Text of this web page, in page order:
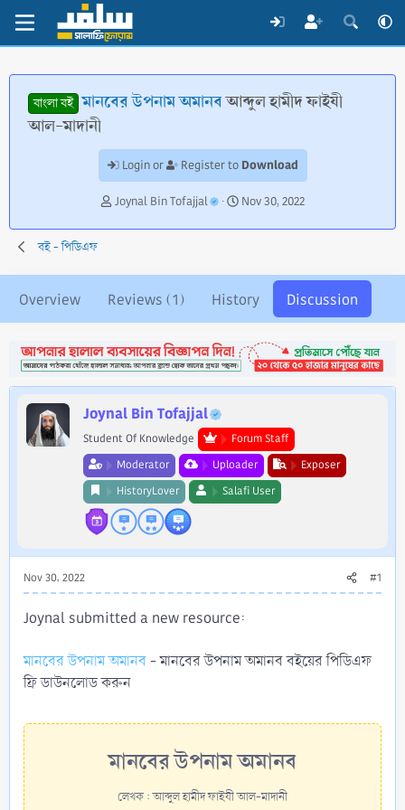
বাংলা বই মানবের উপনাম অমানবআব্দুল হামীদ ফাইযী
আল-মাদানী
Login or Register to Download
T
r
s
t
r
t
e
r
Joynal Bin Tofajjal
S
a
a
t
Nov 30, 2022
বই - পিডিএফ
Overview Reviews (1) History Discussion
Joynal Bin Tofajjal
Student Of Knowledge
Forum Staff
Moderator
Uploader
Exposer
HistoryLover
Salafi User
Nov 30, 2022 #1
Joynal submitted a new resource:
মানবের উপনাম অমানব- মানবের উপনাম অমানব বইয়ের পিডিএফ
ফ্রি ডাউনলোড করুন
মানবের উপনাম অমানব​
লেখক : আব্দুল হামীদ ফাইযী আল-মাদানী​